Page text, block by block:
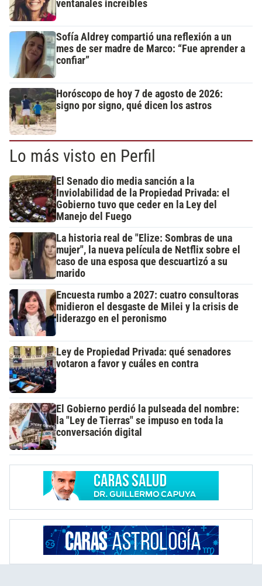
ventanales increíbles
Sofía Aldrey compartió una reflexión a un
mes de ser madre de Marco: “Fue aprender a
confiar”
Horóscopo de hoy 7 de agosto de 2026:
signo por signo, qué dicen los astros
Lo más visto en Perfil
El Senado dio media sanción a la
Inviolabilidad de la Propiedad Privada: el
Gobierno tuvo que ceder en la Ley del
Manejo del Fuego
La historia real de "Elize: Sombras de una
mujer", la nueva película de Netflix sobre el
caso de una esposa que descuartizó a su
marido
Encuesta rumbo a 2027: cuatro consultoras
midieron el desgaste de Milei y la crisis de
liderazgo en el peronismo
Ley de Propiedad Privada: qué senadores
votaron a favor y cuáles en contra
El Gobierno perdió la pulseada del nombre:
la "Ley de Tierras" se impuso en toda la
conversación digital